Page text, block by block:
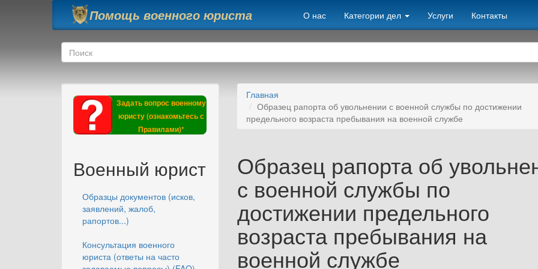
Перейти к основному содержанию
Помощь военного юриста О нас Категории дел Услуги Контакты
Форма поиска
Поиск
Задать вопрос военному
юристу (ознакомьтесь с
Правилами)*
Военный юрист
Образцы документов (исков,
заявлений, жалоб,
рапортов...)
Консультация военного
юриста (ответы на часто
Главная
Образец рапорта об увольнении с военной службы по достижении
предельного возраста пребывания на военной службе
Образец рапорта об
с военной службы по
достижении предельного
возраста пребывания на
военной службе